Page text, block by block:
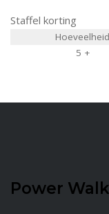
Panel
Staffel korting
Hoeveelheid
5 +
Power